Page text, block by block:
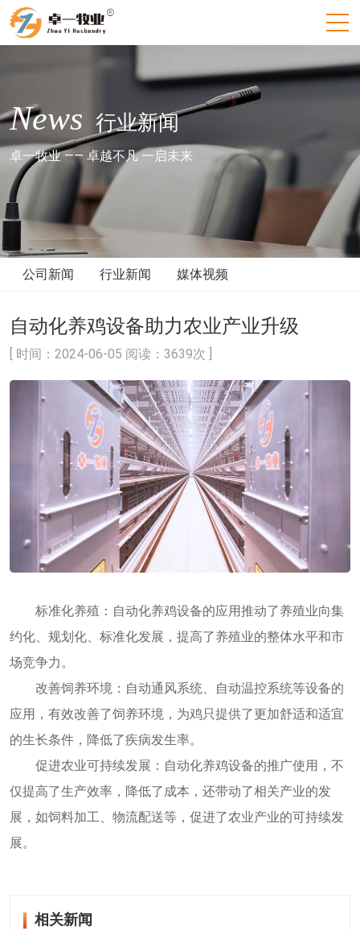
News 行业新闻
卓一牧业 —— 卓越不凡 一启未来
公司新闻 行业新闻 媒体视频
自动化养鸡设备助力农业产业升级
[ 时间：2024-06-05 阅读：3639次 ]
标准化养殖：自动化养鸡设备的应用推动了养殖业向集
约化、规划化、标准化发展，提高了养殖业的整体水平和市
场竞争力。
改善饲养环境：自动通风系统、自动温控系统等设备的
应用，有效改善了饲养环境，为鸡只提供了更加舒适和适宜
的生长条件，降低了疾病发生率。
促进农业可持续发展：自动化养鸡设备的推广使用，不
仅提高了生产效率，降低了成本，还带动了相关产业的发
展，如饲料加工、物流配送等，促进了农业产业的可持续发
展。
相关新闻